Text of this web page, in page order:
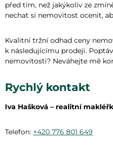
před tím, než jakýkoliv ze
nechat si nemovitost ocenit,
Kvalitní tržní odhad ceny
k následujícímu prodeji.
nemovitosti? Neváhejte mě
Rychlý kontakt
Iva Hašková – realitní
Telefon: +420 776 801 649